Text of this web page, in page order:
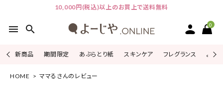
10,000円(税込)以上のお買上で送料無料
menu search 0
新商品 期間限定 あぶらとり紙 スキンケア フレグランス よじ
ACCOUNT MENU
HOME ママるさんのレビュー